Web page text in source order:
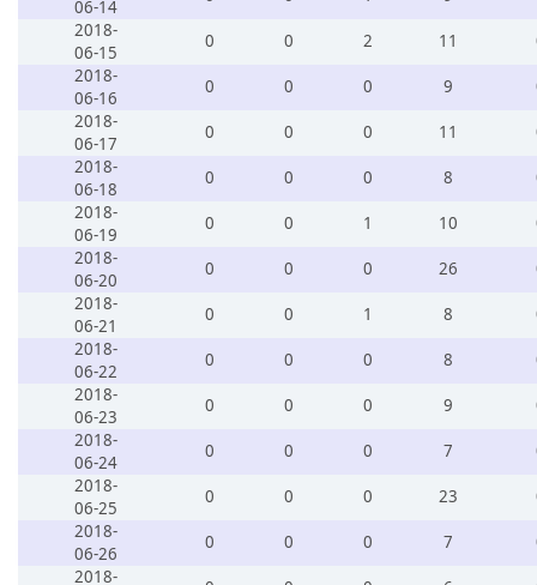
06-14
2018-
06-15
0 0 2 11
2018-
06-16
0 0 0 9
2018-
06-17
0 0 0 11
2018-
06-18
0 0 0 8
2018-
06-19
0 0 1 10
2018-
06-20
0 0 0 26
2018-
06-21
0 0 1 8
2018-
06-22
0 0 0 8
2018-
06-23
0 0 0 9
2018-
06-24
0 0 0 7
2018-
06-25
0 0 0 23
2018-
06-26
0 0 0 7
2018-